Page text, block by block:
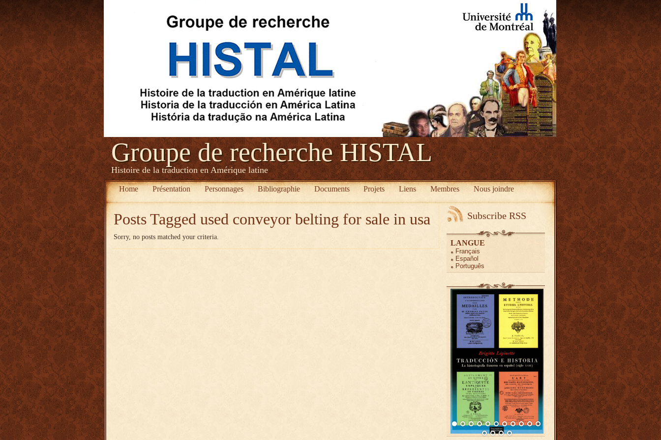
Groupe de recherche HISTAL
Histoire de la traduction en Amérique latine
Home Présentation Personnages Bibliographie Documents Projets Liens Membres Nous joindre
Posts Tagged used conveyor belting for sale in usa
Sorry, no posts matched your criteria.
Subscribe RSS
LANGUE
Français
Español
Português